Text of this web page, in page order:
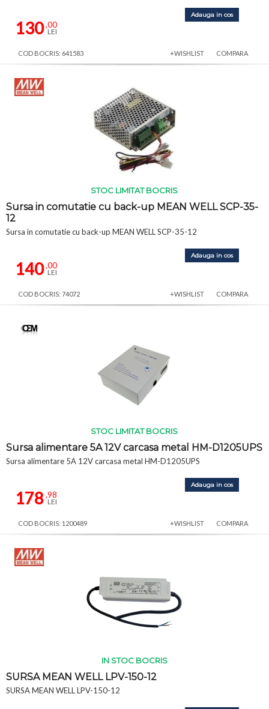
130,00
LEI
Adauga in cos
COD BOCRIS: 641583 +WISHLIST COMPARA
STOC LIMITAT BOCRIS
Sursa in comutatie cu back-up MEAN WELL SCP-35-
12
Sursa in comutatie cu back-up MEAN WELL SCP-35-12
140,00
LEI
Adauga in cos
COD BOCRIS: 74072 +WISHLIST COMPARA
STOC LIMITAT BOCRIS
Sursa alimentare 5A 12V carcasa metal HM-D1205UPS
Sursa alimentare 5A 12V carcasa metal HM-D1205UPS
178,98
LEI
Adauga in cos
COD BOCRIS: 1200489 +WISHLIST COMPARA
IN STOC BOCRIS
SURSA MEAN WELL LPV-150-12
SURSA MEAN WELL LPV-150-12